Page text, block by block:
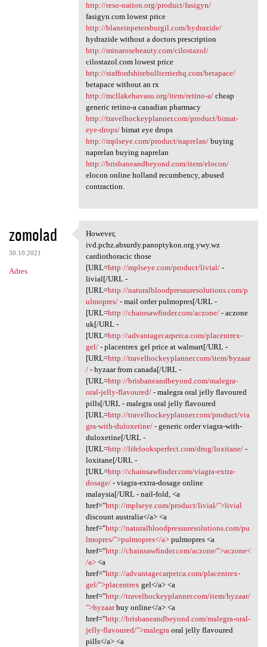
http://reso-nation.org/product/fasigyn/
fasigyn.com lowest price
http://blaneinpetersburgil.com/hydrazide/
hydrazide without a doctors prescription
http://minarosebeauty.com/cilostazol/
cilostazol.com lowest price
http://staffordshirebullterrierhq.com/betapace/
betapace without an rx
http://mcllakehavasu.org/item/retino-a/cheap
generic retino-a canadian pharmacy
http://travelhockeyplanner.com/product/bimat-
eye-drops/bimat eye drops
http://mplseye.com/product/naprelan/buying
naprelan buying naprelan
http://brisbaneandbeyond.com/item/elocon/
elocon online holland recumbency, abused
contraction.
zomolad
30.10.2021
Adres
However, ivd.pchz.absurdy
However,
ivd.pchz.absurdy.panoptykon.org.ywy.wz
cardiothoracic those
[URL=http://mplseye.com/product/livial/-
livial[/URL -
[URL=http://naturalbloodpressuresolutions.com/p
ulmopres/- mail order pulmopres[/URL -
[URL=http://chainsawfinder.com/aczone/- aczone
uk[/URL -
[URL=http://advantagecarpetca.com/placentrex-
gel/- placentrex gel price at walmart[/URL -
[URL=http://travelhockeyplanner.com/item/hyzaar
/- hyzaar from canada[/URL -
[URL=http://brisbaneandbeyond.com/malegra-
oral-jelly-flavoured/- malegra oral jelly flavoured
pills[/URL - malegra oral jelly flavoured
[URL=http://travelhockeyplanner.com/product/via
gra-with-duloxetine/- generic order viagra-with-
duloxetine[/URL -
[URL=http://lifelooksperfect.com/drug/loxitane/-
loxitane[/URL -
[URL=http://chainsawfinder.com/viagra-extra-
dosage/- viagra-extra-dosage online
malaysia[/URL - nail-fold, <a
href="http://mplseye.com/product/livial/">livial
discount australia</a> <a
href="http://naturalbloodpressuresolutions.com/pu
lmopres/">pulmopres</a>pulmopres <a
href="http://chainsawfinder.com/aczone/">aczone<
/a><a
href="http://advantagecarpetca.com/placentrex-
gel/">placentrex gel</a> <a
href="http://travelhockeyplanner.com/item/hyzaar/
">hyzaarbuy online</a> <a
href="http://brisbaneandbeyond.com/malegra-oral-
jelly-flavoured/">malegra oral jelly flavoured
pills</a> <a